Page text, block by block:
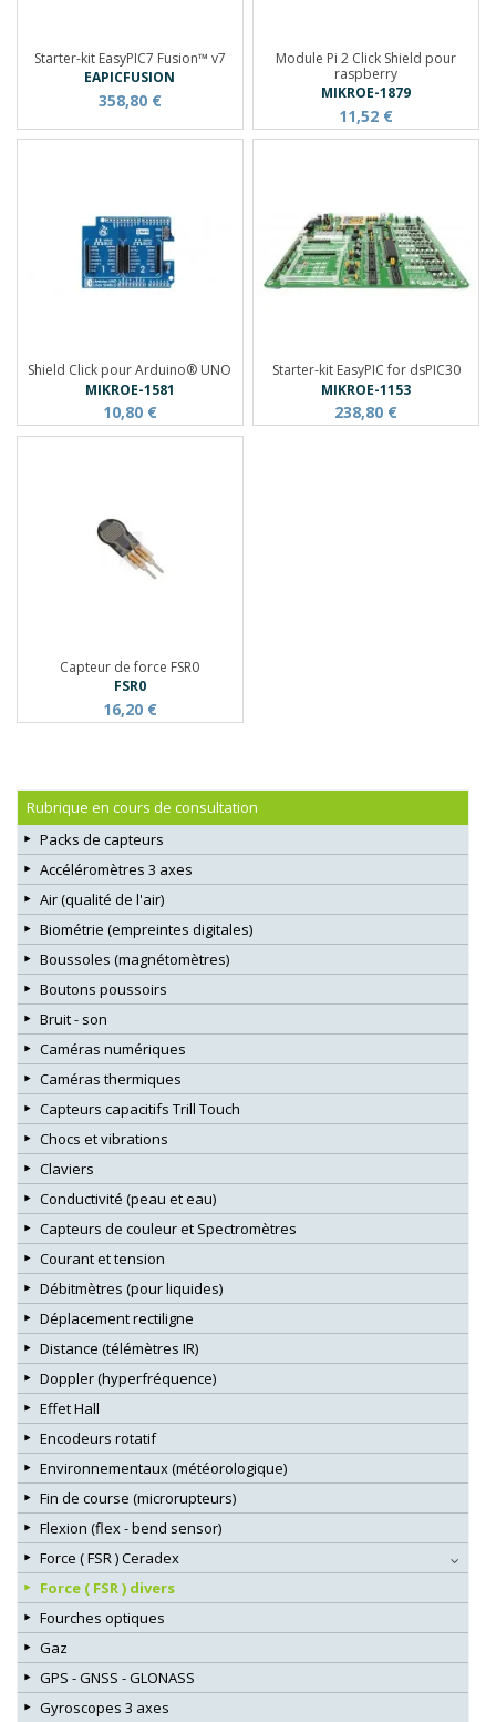
Starter-kit EasyPIC7 Fusion™ v7
EAPICFUSION
358,80 €
Module Pi 2 Click Shield pour
raspberry
MIKROE-1879
11,52 €
Shield Click pour Arduino® UNO
MIKROE-1581
10,80 €
Starter-kit EasyPIC for dsPIC30
MIKROE-1153
238,80 €
Capteur de force FSR0
FSR0
16,20 €
Rubrique en cours de consultation
Packs de capteurs
Accéléromètres 3 axes
Air (qualité de l'air)
Biométrie (empreintes digitales)
Boussoles (magnétomètres)
Boutons poussoirs
Bruit - son
Caméras numériques
Caméras thermiques
Capteurs capacitifs Trill Touch
Chocs et vibrations
Claviers
Conductivité (peau et eau)
Capteurs de couleur et Spectromètres
Courant et tension
Débitmètres (pour liquides)
Déplacement rectiligne
Distance (télémètres IR)
Doppler (hyperfréquence)
Effet Hall
Encodeurs rotatif
Environnementaux (météorologique)
Fin de course (microrupteurs)
Flexion (flex - bend sensor)
Force ( FSR ) Ceradex
Force ( FSR ) divers
Fourches optiques
Gaz
GPS - GNSS - GLONASS
Gyroscopes 3 axes